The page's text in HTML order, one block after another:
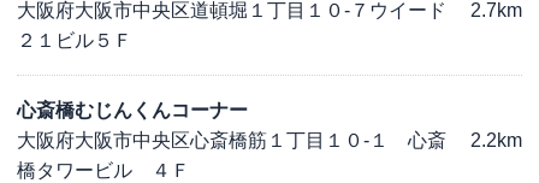
大阪府大阪市中央区道頓堀１丁目１０-７ウイード
２１ビル５Ｆ
2.7km
心斎橋むじんくんコーナー
大阪府大阪市中央区心斎橋筋１丁目１０-１ 心斎
橋タワービル ４Ｆ
2.2km